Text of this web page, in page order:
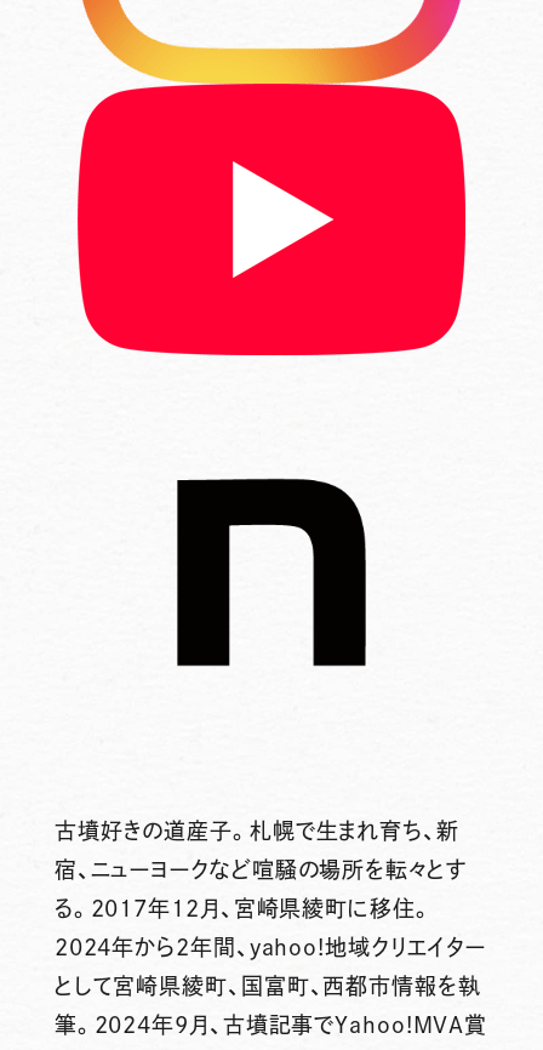
古墳好きの道産子。札幌で生まれ育ち、新
宿、ニューヨークなど喧騒の場所を転々とす
る。2017年12月、宮崎県綾町に移住。
2024年から2年間、yahoo!地域クリエイター
として宮崎県綾町、国富町、西都市情報を執
筆。2024年9月、古墳記事でYahoo!MVA賞